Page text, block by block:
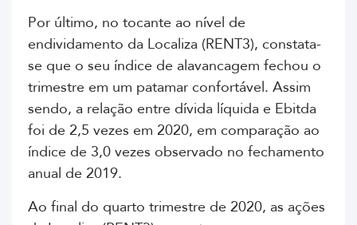
Por último, no tocante ao nível de
endividamento da Localiza (RENT3), constata-
se que o seu índice de alavancagem fechou o
trimestre em um patamar confortável. Assim
sendo, a relação entre dívida líquida e Ebitda
foi de 2,5 vezes em 2020, em comparação ao
índice de 3,0 vezes observado no fechamento
anual de 2019.
Ao final do quarto trimestre de 2020, as ações